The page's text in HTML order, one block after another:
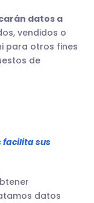
datos a
vendidos o
para otros fines
de
facilita sus
datos